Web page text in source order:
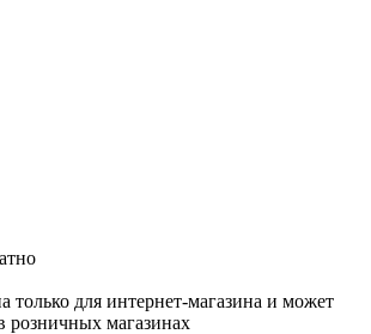
только для интернет-магазина и может
розничных магазинах